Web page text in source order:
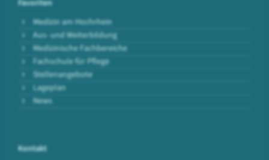
Favoriten
Medizin am Hochrhein
Aus- und Weiterbildung
Medizinische Fachbereiche
Fachschule für Pflege
Stellenangebote
Lageplan
News
Kontakt